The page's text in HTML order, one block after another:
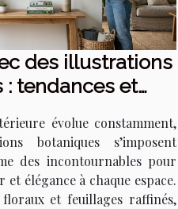
des illustrations
: tendances et
évolue constamment,
botaniques s’imposent
des incontournables pour
élégance à chaque espace.
et feuillages raffinés,